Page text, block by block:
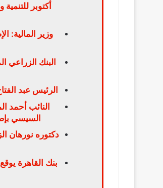
وزير المالية:
الرئيس عبد
النائب أحمد
السيسي
دكتوره نورهان
بنك القاهرة